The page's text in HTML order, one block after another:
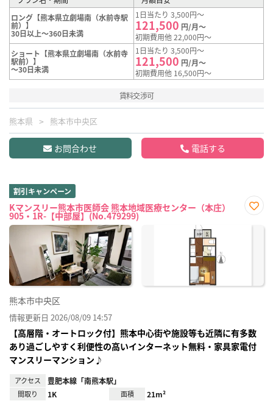
ロング【熊本県立劇場南（水前寺駅
前）】
30日以上～360日未満
1日当たり 3,500円～
121,500 円/月～
初期費用他 22,000円～
ショート【熊本県立劇場南（水前寺
駅前）】
～30日未満
1日当たり 3,500円～
121,500 円/月～
初期費用他 16,500円～
賃料交渉可
熊本県 熊本市中央区
お問合わせ 電話する
割引キャンペーン
Kマンスリー熊本市医師会 熊本地域医療センター（本庄）
905・1R-【中部屋】(No.479299)
に入
熊本市中央区
情報更新日 2026/08/09 14:57
【高層階・オートロック付】熊本中心街や施設等も近隣に有多数
あり過ごしやすく利便性の高いインターネット無料・家具家電付
マンスリーマンション♪
アクセス 豊肥本線「南熊本駅」
間取り 1K 面積 21m²